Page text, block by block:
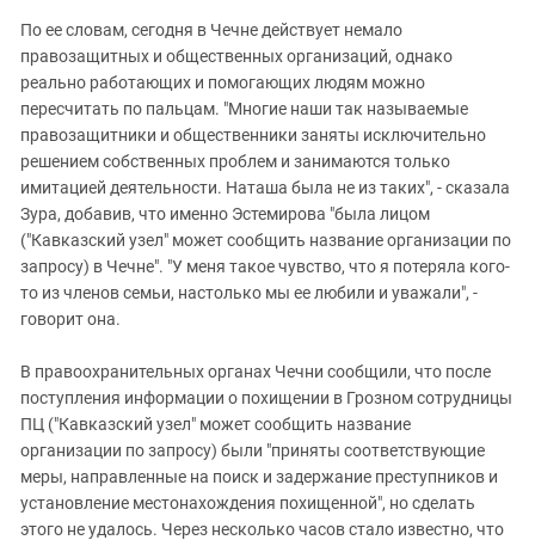
По ее словам, сегодня в Чечне действует немало
правозащитных и общественных организаций, однако
реально работающих и помогающих людям можно
пересчитать по пальцам. "Многие наши так называемые
правозащитники и общественники заняты исключительно
решением собственных проблем и занимаются только
имитацией деятельности. Наташа была не из таких", - сказала
Зура, добавив, что именно Эстемирова "была лицом
("Кавказский узел" может сообщить название организации по
запросу) в Чечне". "У меня такое чувство, что я потеряла кого-
то из членов семьи, настолько мы ее любили и уважали", -
говорит она.
В правоохранительных органах Чечни сообщили, что после
поступления информации о похищении в Грозном сотрудницы
ПЦ ("Кавказский узел" может сообщить название
организации по запросу) были "приняты соответствующие
меры, направленные на поиск и задержание преступников и
установление местонахождения похищенной", но сделать
этого не удалось. Через несколько часов стало известно, что